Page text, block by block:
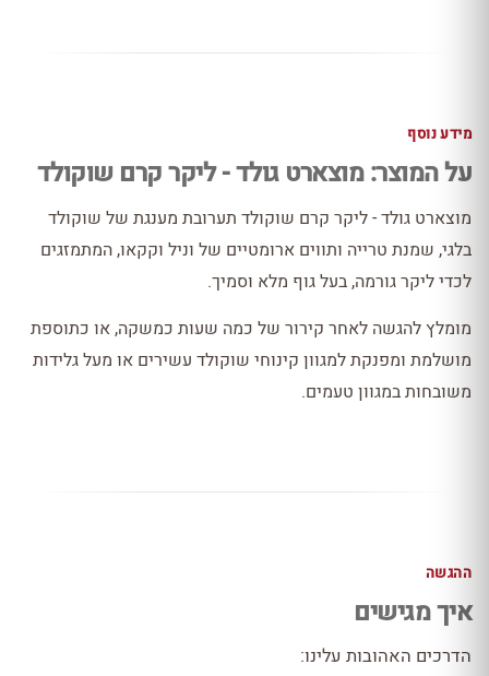
מידע נוסף
על המוצר: מוצארט גולד - ליקר קרם שוקולד
מוצארט גולד - ליקר קרם שוקולד תערובת מענגת של שוקולד
בלגי, שמנת טרייה ותווים ארומטיים של וניל וקקאו, המתמזגים
לכדי ליקר גורמה, בעל גוף מלא וסמיך.
מומלץ להגשה לאחר קירור של כמה שעות כמשקה, או כתוספת
מושלמת ומפנקת למגוון קינוחי שוקולד עשירים או מעל גלידות
משובחות במגוון טעמים.
ההגשה
איך מגישים
הדרכים האהובות עלינו: